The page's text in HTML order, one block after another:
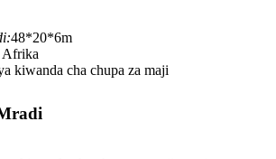
48*20*6m
Afrika
kiwanda cha chupa za maji